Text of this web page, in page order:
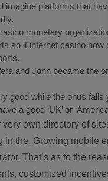
imagine platforms that
monetary
so it internet casino
and John became the
good while the onus
a good ‘UK’ or
very own directory of
in the. Growing mobile
That’s as to the
customized